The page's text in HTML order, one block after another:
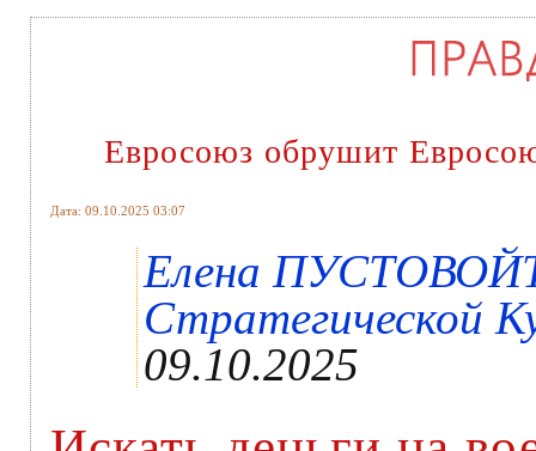
Евросоюз обрушит
Дата: 09.10.2025 03:07
Елена
Стратегической
09.10.2025